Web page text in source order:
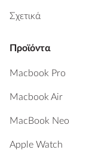
Σχετικά
Προϊόντα
Macbook Pro
Macbook Air
MacBook Neo
Apple Watch